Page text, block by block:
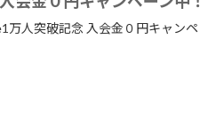
万人突破記念 入会金０円キャンペ